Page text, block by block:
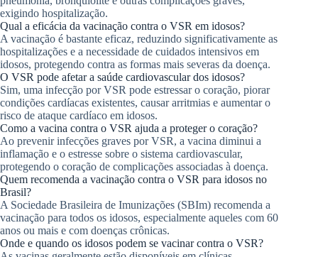
exigindo hospitalização.
Qual a eficácia da vacinação contra o VSR em idosos?
A vacinação é bastante eficaz, reduzindo significativamente as
hospitalizações e a necessidade de cuidados intensivos em
idosos, protegendo contra as formas mais severas da doença.
O VSR pode afetar a saúde cardiovascular dos idosos?
Sim, uma infecção por VSR pode estressar o coração, piorar
condições cardíacas existentes, causar arritmias e aumentar o
risco de ataque cardíaco em idosos.
Como a vacina contra o VSR ajuda a proteger o coração?
Ao prevenir infecções graves por VSR, a vacina diminui a
inflamação e o estresse sobre o sistema cardiovascular,
protegendo o coração de complicações associadas à doença.
Quem recomenda a vacinação contra o VSR para idosos no
Brasil?
A Sociedade Brasileira de Imunizações (SBIm) recomenda a
vacinação para todos os idosos, especialmente aqueles com 60
anos ou mais e com doenças crônicas.
Onde e quando os idosos podem se vacinar contra o VSR?